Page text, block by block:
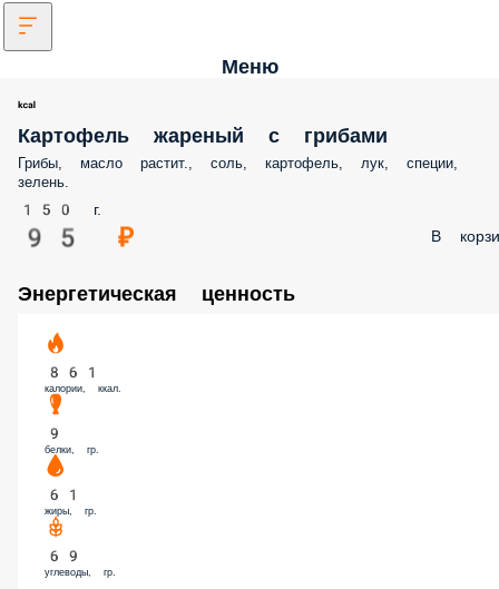
Меню
Картофель жареный с грибами
Грибы, масло растит., соль, картофель, лук, специи,
зелень.
150 г.
95 ₽ В
Энергетическая ценность
861
калории, ккал.
9
белки, гр.
61
жиры, гр.
69
углеводы, гр.